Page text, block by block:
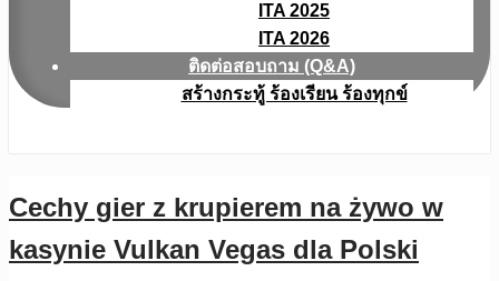
ITA 2025
ITA 2026
ติดต่อสอบถาม (Q&A)
สร้างกระทู้ ร้องเรียน ร้องทุกข์
Cechy gier z krupierem na żywo w
kasynie Vulkan Vegas dla Polski